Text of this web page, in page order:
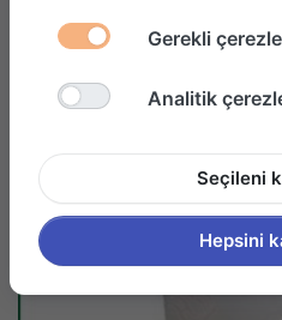
Gerekli
Analitik
Seçileni
Hepsini